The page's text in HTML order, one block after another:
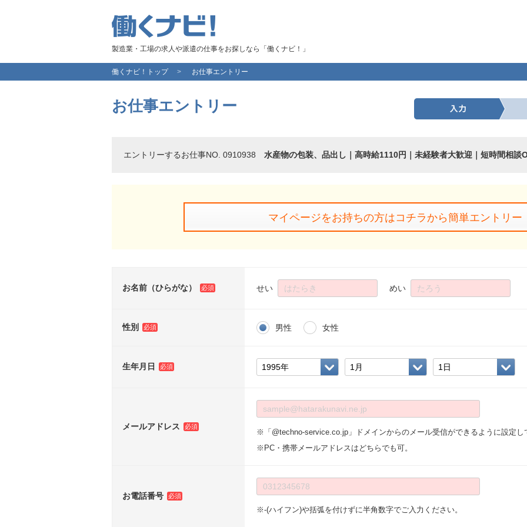
製造業・工場の求人や派遣の仕事をお探しなら「働くナビ！」
働くナビ！トップ お仕事エントリー
お仕事エントリー
エントリーするお仕事NO. 0910938 水産物の包装、品出し｜高時給1110円｜未経験者大歓迎｜短時間相談
マイページをお持ちの方はコチラから簡単エントリー
お名前（ひらがな） せい めい
性別 男性 女性
生年月日
メールアドレス
※「@techno-service.co.jp」ドメインからのメール受信ができるように設定し
※PC・携帯メールアドレスはどちらでも可。
お電話番号
※-(ハイフン)や括弧を付けずに半角数字でご入力ください。